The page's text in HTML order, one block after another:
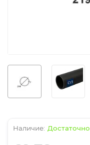
Достаточно